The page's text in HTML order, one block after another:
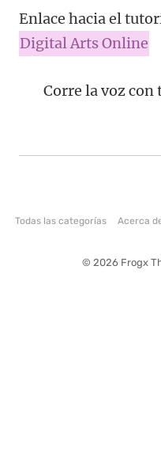
Enlace hacia el
Digital Arts Online
Corre la voz
Todas las categorías Acerca
© 2026 Frogx